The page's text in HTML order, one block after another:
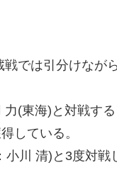
では引分けながら
力(東海)と対戦する
している。
川 清)と3度対戦